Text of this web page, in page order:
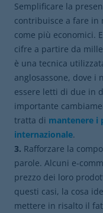
Semplificare la
contribuisce a fare in
come più economici.
cifre a partire da
è una tecnica
anglosassone, dove i
essere letti di due in
importante
tratta di mantenere i
internazionale.
3. Rafforzare la
parole. Alcuni e-
prezzo dei loro
questi casi, la cosa
mettere in risalto il